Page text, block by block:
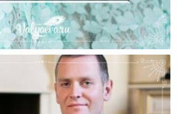
Предыдущего Брака